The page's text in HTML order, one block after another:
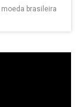
brasileira